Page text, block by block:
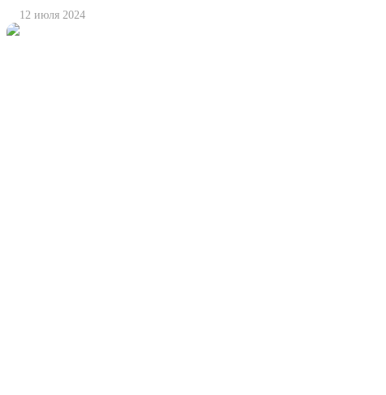
12 июля 2024